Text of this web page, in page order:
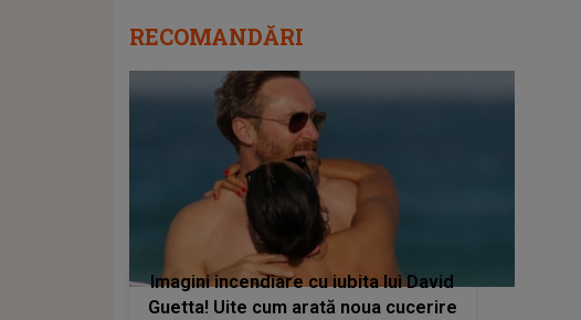
RECOMANDĂRI
Imagini incendiare cu iubita lui David
Guetta! Uite cum arată noua cucerire